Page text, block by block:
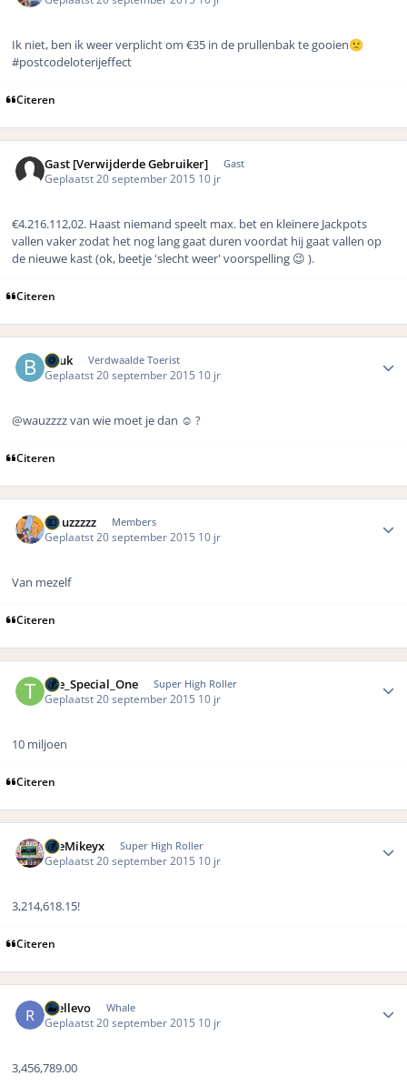
Ik niet, ben ik weer verplicht om €35 in de prullenbak te gooien🙁
#postcodeloterijeffect
Citeren
Gast [Verwijderde Gebruiker] Gast
Geplaatst20 september 2015 10 jr
€4.216.112,02. Haast niemand speelt max. bet en kleinere Jackpots
vallen vaker zodat het nog lang gaat duren voordat hij gaat vallen op
de nieuwe kast (ok, beetje 'slecht weer' voorspelling 😉 ).
Citeren
Beuk Verdwaalde Toerist
Geplaatst20 september 2015 10 jr
@wauzzzz van wie moet je dan ☺️ ?
Citeren
wauzzzzz Members
Geplaatst 20 september 2015 10 jr
Van mezelf
Citeren
The_Special_One Super High Roller
Geplaatst 20 september 2015 10 jr
10 miljoen
Citeren
TheMikeyx Super High Roller
Geplaatst 20 september 2015 10 jr
3,214,618.15!
Citeren
rhellevo Whale
Geplaatst 20 september 2015 10 jr
3,456,789.00